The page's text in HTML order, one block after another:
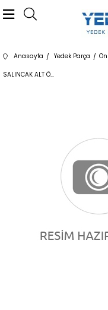
Anasayfa Yedek Parça
SALINCAK ALT ÖN R G5903 31126854728 31126854728 F20,F21,F22,F23,F30,F32,F34,F36 SAĞ 2012-2019